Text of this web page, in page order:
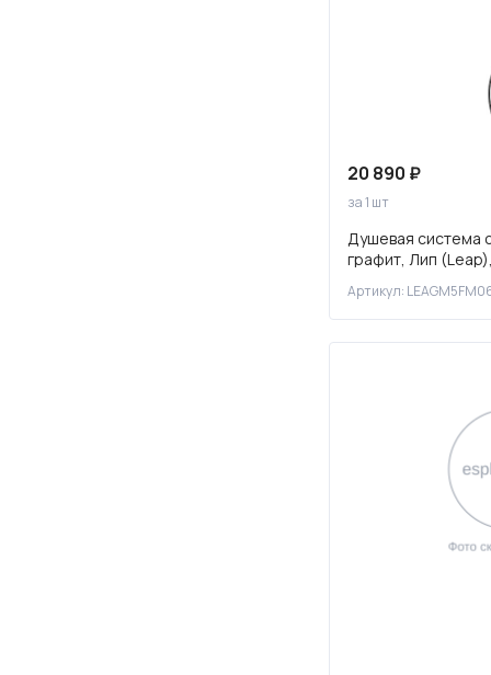
20 890 ₽
за 1 шт
Душевая система
графит, Лип
Артикул: